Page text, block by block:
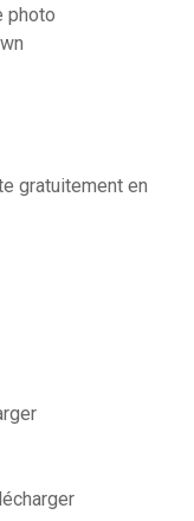
photo
gratuitement en